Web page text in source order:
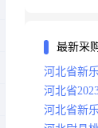
最新采
河北省新
河北省
河北省新